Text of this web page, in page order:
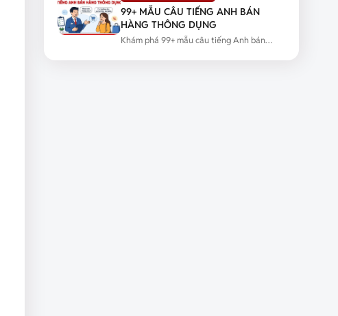
99+ MẪU CÂU TIẾNG ANH BÁN
HÀNG THÔNG DỤNG
Khám phá 99+ mẫu câu tiếng Anh bán